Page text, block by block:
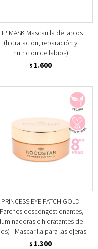
LIP MASK Mascarilla de labios
(hidratación, reparación y
nutrición de labios)
$ 1.600
PRINCESS EYE PATCH GOLD
descongestionantes,
e hidratantes de
- Mascarilla para las ojeras
$ 1.300